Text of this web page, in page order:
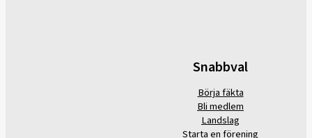
Snabbval
Börja fäkta
Bli medlem
Landslag
Starta en förening